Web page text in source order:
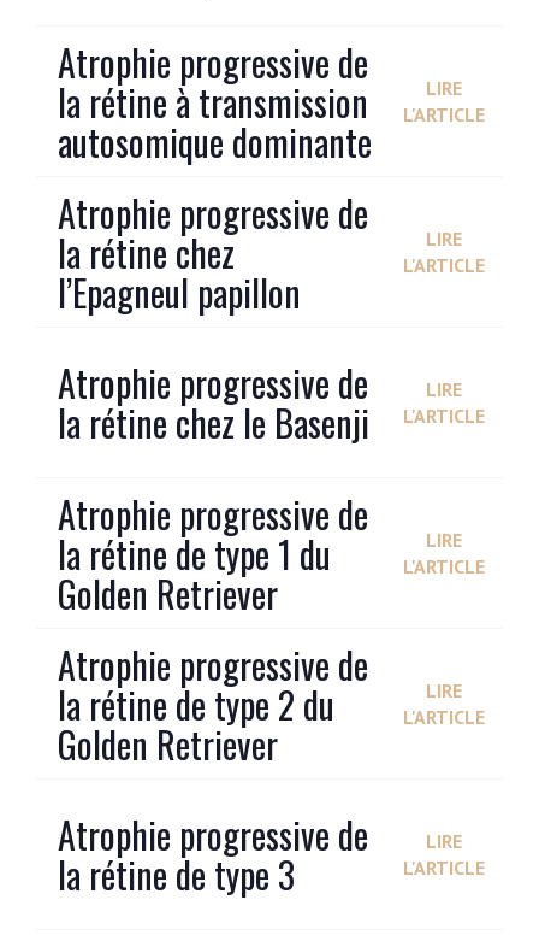
Atrophie progressive de
la rétine à transmission
autosomique dominante
LIRE
L'ARTICLE
Atrophie progressive de
la rétine chez
l’Epagneul papillon
LIRE
L'ARTICLE
Atrophie progressive de
la rétine chez le Basenji
LIRE
L'ARTICLE
Atrophie progressive de
la rétine de type 1 du
Golden Retriever
LIRE
L'ARTICLE
Atrophie progressive de
la rétine de type 2 du
Golden Retriever
LIRE
L'ARTICLE
Atrophie progressive de
la rétine de type 3
LIRE
L'ARTICLE